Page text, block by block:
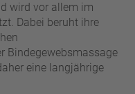
wird vor allem im
Dabei beruht ihre
Bindegewebsmassage
eine langjährige